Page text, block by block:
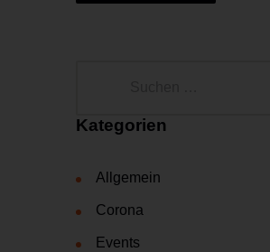
Kategorien
Allgemein
Corona
Events